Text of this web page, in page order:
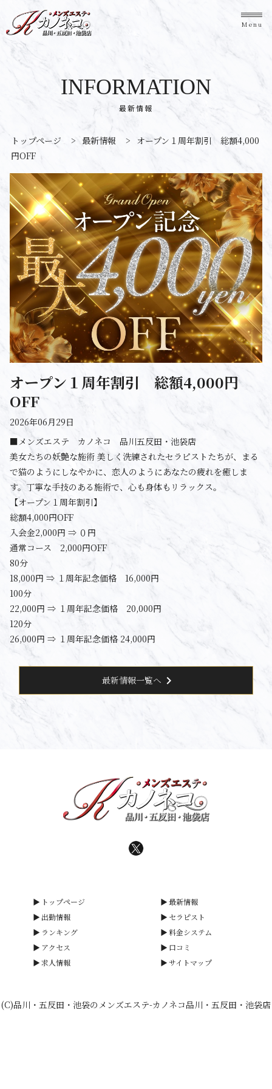
Menu
最新情報
INFORMATION
トップページ > 最新情報 > オープン１周年割引 総額4,000
円OFF
オープン１周年割引 総額4,000円
OFF
2026年06月29日
■メンズエステ カノネコ 品川五反田・池袋店
美女たちの妖艶な施術 美しく洗練されたセラピストたちが、まる
で猫のようにしなやかに、恋人のようにあなたの疲れを癒しま
す。丁寧な手技のある施術で、心も身体もリラックス。
【オープン１周年割引】
総額4,000円OFF
入会金2,000円 ⇒ ０円
通常コース 2,000円OFF
80分
18,000円 ⇒ １周年記念価格 16,000円
100分
22,000円 ⇒ １周年記念価格 20,000円
120分
26,000円 ⇒ １周年記念価格 24,000円
最新情報一覧へ chevron_right
トップページ
最新情報
出勤情報
セラピスト
ランキング
料金システム
アクセス
口コミ
求人情報
サイトマップ
(C)品川・五反田・池袋のメンズエステ-カノネコ品川・五反田・池袋店